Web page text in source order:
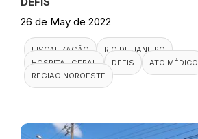
26 de May de 2022
FISCALIZAÇÃO
RIO DE JANEIRO
HOSPITAL GERAL
DEFIS
ATO MÉDICO
REGIÃO NOROESTE